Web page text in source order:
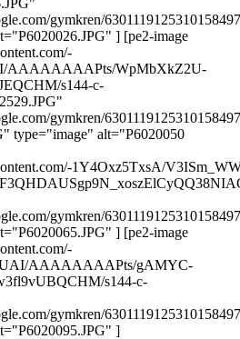
gymkren/
] [pe2-image
AAAAAAAAPts/WpMbXkZ2U-
s144-c-
gymkren/
type="image" alt="P6020050
1Y4Oxz5TxsA/
gymkren/
] [pe2-image
AAAAAAAAPts/gAMYC-
s144-c-
gymkren/
]